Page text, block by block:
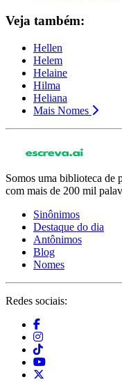
Veja também:
Hellen
Helem
Helaine
Hilma
Heliana
Mais Nomes
Somos uma biblioteca de
com mais de 200 mil
Sinônimos
Destaque do dia
Antônimos
Blog
Nomes
Redes sociais: